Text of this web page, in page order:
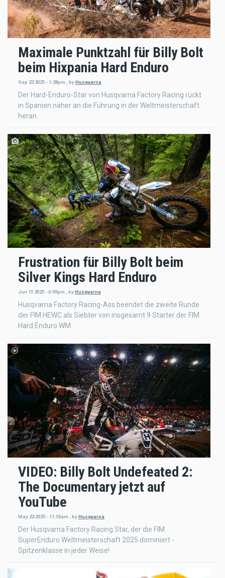
Maximale Punktzahl für Billy Bolt
beim Hixpania Hard Enduro
Sep 22 2025 - 1:28pm byHusqvarna
Der Hard-Enduro-Star von Husqvarna Factory Racing rückt
in Spanien näher an die Führung in der Weltmeisterschaft
heran.
Frustration für Billy Bolt beim
Silver Kings Hard Enduro
Jun 15 2025 - 6:00pm byHusqvarna
Husqvarna Factory Racing-Ass beendet die zweite Runde
der FIM HEWC als Siebter von insgesamt 9 Starter der FIM
Hard Enduro WM
VIDEO: Billy Bolt Undefeated 2:
The Documentary jetzt auf
YouTube
May 22 2025 - 11:56am byHusqvarna
Der Husqvarna Factory Racing Star, der die FIM
SuperEnduro Weltmeisterschaft 2025 dominiert -
Spitzenklasse in jeder Weise!